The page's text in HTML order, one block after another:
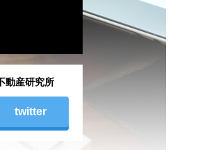
年)創業以来、東京都世田谷
に店を構え、地域密着型の不
きた「二葉不動産」様をご
動産研究所
twitter